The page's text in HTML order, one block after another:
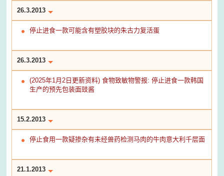
26.3.2013
停止进食一款可能含有塑胶块的朱古力复活蛋
26.3.2013
(2025年1月2日更新资料) 食物致敏物警报: 停止进食一款韩国
生产的预先包装面豉酱
15.2.2013
停止食用一款疑掺杂有未经兽药检测马肉的牛肉意大利千层面
21.1.2013